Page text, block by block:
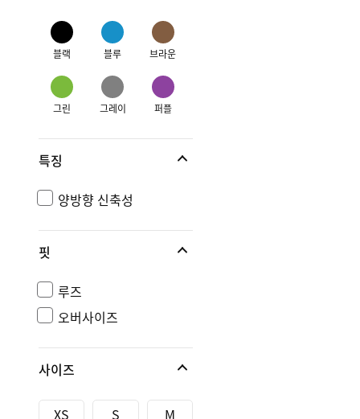
블랙 블루 브라운
그린 그레이 퍼플
특징
양방향 신축성
핏
루즈
오버사이즈
사이즈
XS S M